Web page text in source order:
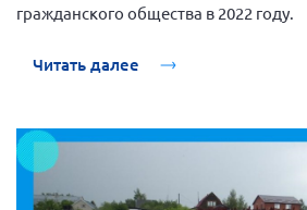
Публичные отчеты
Всероссийская конференция-
"Рассеянный склероз: новые
29.05.2022)
гражданского общества в 2022 году.
Читать далее